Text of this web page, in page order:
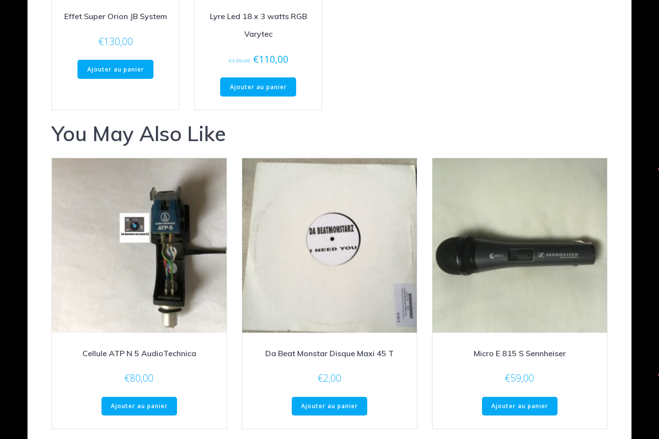
Effet Super Orion JB System
€130,00
Ajouter au panier
Lyre Led 18 x 3 watts RGB
Varytec
€130,00 Le
initial
était :
€130,00.
€110,00Le
est :
€110,00.
Ajouter au panier
You May Also Like
Cellule ATP N 5 AudioTechnica
€80,00
Ajouter au panier
Da Beat Monstar Disque Maxi 45 T
€2,00
Ajouter au panier
Micro E 815 S Sennheiser
€59,00
Ajouter au panier